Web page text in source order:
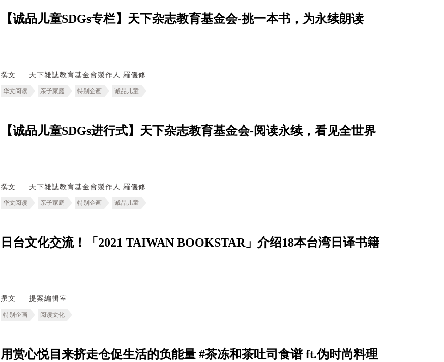
【诚品儿童SDGs专栏】天下杂志教育基金会-挑一本书，为永续朗读
撰文 天下雜誌教育基金會製作人 羅儀修
华文阅读 亲子家庭 特别企画 诚品儿童
【诚品儿童SDGs进行式】天下杂志教育基金会-阅读永续，看见全世界
撰文 天下雜誌教育基金會製作人 羅儀修
华文阅读 亲子家庭 特别企画 诚品儿童
日台文化交流！「2021 TAIWAN BOOKSTAR」介绍18本台湾日译书籍
撰文 提案編輯室
特别企画 阅读文化
用赏心悦目来挤走仓促生活的负能量 #茶冻和茶吐司食谱 ft.伪时尚料理